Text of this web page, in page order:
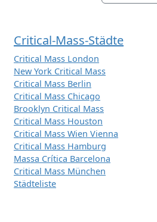
Critical-Mass-Städte
Critical Mass London
New York Critical Mass
Critical Mass Berlin
Critical Mass Chicago
Brooklyn Critical Mass
Critical Mass Houston
Critical Mass Wien Vienna
Critical Mass Hamburg
Massa Crítica Barcelona
Critical Mass München
Städteliste